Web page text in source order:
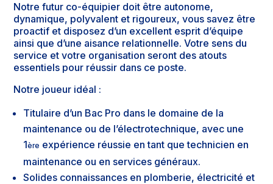
Notre futur co-équipier doit être autonome,
dynamique, polyvalent et rigoureux, vous savez être
proactif et disposez d’un excellent esprit d’équipe
ainsi que d’une aisance relationnelle. Votre sens du
service et votre organisation seront des atouts
essentiels pour réussir dans ce poste.
Notre joueur idéal :
Titulaire d’un Bac Pro dans le domaine de la
maintenance ou de l’électrotechnique, avec une
1ère expérience réussie en tant que technicien en
maintenance ou en services généraux.
Solides connaissances en plomberie, électricité et